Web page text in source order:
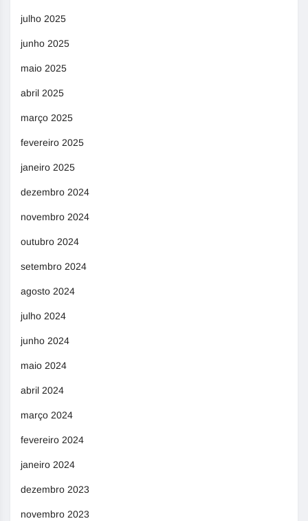
julho 2025
junho 2025
maio 2025
abril 2025
março 2025
fevereiro 2025
janeiro 2025
dezembro 2024
novembro 2024
outubro 2024
setembro 2024
agosto 2024
julho 2024
junho 2024
maio 2024
abril 2024
março 2024
fevereiro 2024
janeiro 2024
dezembro 2023
novembro 2023